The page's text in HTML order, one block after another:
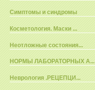
Симптомы и синдромы
Косметология. Маски ...
Неотложные состояния...
НОРМЫ ЛАБОРАТОРНЫХ А...
Неврология .РЕЦЕПЦИ...